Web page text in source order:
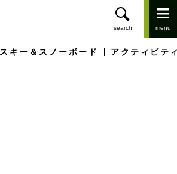
スキー＆スノーボード アクティビテ